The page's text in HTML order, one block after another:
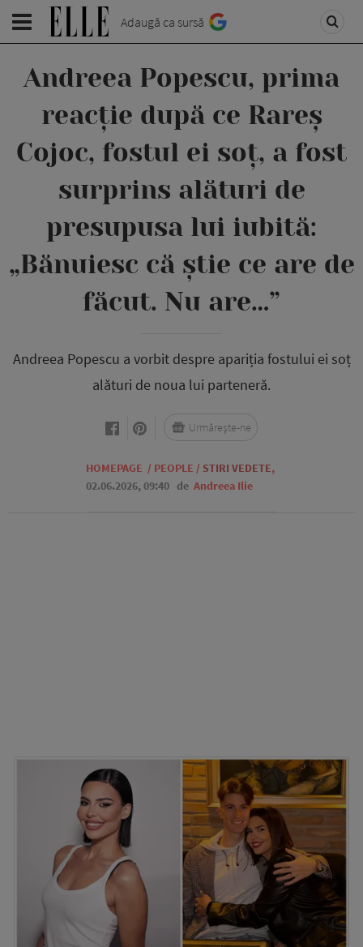
Adaugă ca sursă
Andreea Popescu, prima
reacție după ce Rareș
Cojoc, fostul ei soț, a fost
surprins alături de
presupusa lui iubită:
„Bănuiesc că știe ce are de
făcut. Nu are…”
Andreea Popescu a vorbit despre apariția fostului ei soț
alături de noua lui parteneră.
HOMEPAGE / PEOPLE / STIRI VEDETE,
02.06.2026, 09:40 de Andreea Ilie
Urmărește-ne